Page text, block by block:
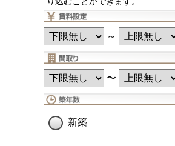
～
〜
新築